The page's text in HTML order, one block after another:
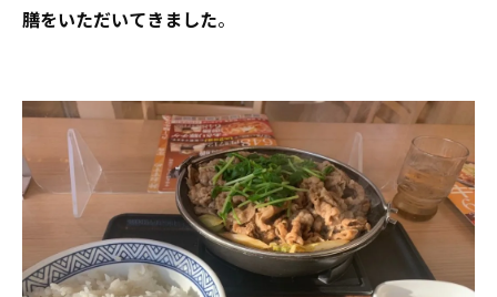
膳をいただいてきました。